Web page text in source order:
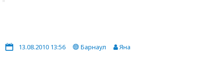
13.08.2010 13:56 Барнаул
Яна